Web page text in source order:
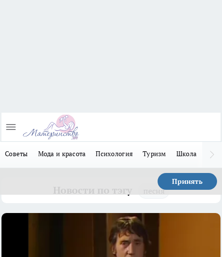
Советы Мода и красота Психология Туризм Школа
Принять
песня